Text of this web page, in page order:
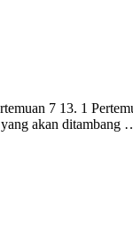
7 13. 1
yang akan ditambang